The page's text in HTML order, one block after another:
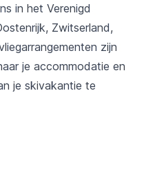
in het Verenigd
Zwitserland,
zijn
je accommodatie en
je skivakantie te